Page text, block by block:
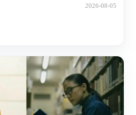
2026-08-05